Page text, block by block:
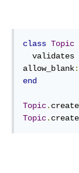
class Topic
  validates
allow_blank:
end
Topic. create
Topic. create